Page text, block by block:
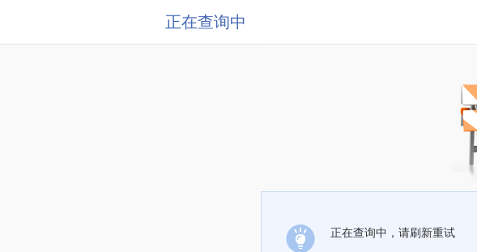
正在查询中
正在查询中，请刷新重试